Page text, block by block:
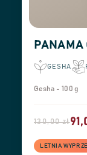
PANAMA
GESHA
Gesha - 100 g
130,00 zł
LETNIA